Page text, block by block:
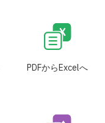
PDFからExcelへ